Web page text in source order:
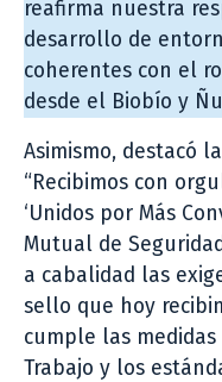
reafirma nuestra
desarrollo de
coherentes con el
desde el Biobío y
Asimismo, destacó
“Recibimos con
‘Unidos por Más
Mutual de
a cabalidad las
sello que hoy
cumple las
Trabajo y los